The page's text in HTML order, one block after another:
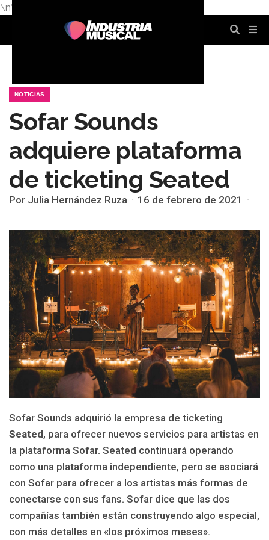
\n\n
NOTICIAS
Sofar Sounds
adquiere plataforma
de ticketing Seated
Por Julia Hernández Ruza 16 de febrero de 2021
Sofar Sounds adquirió la empresa de ticketing
Seated, para ofrecer nuevos servicios para artistas en
la plataforma Sofar. Seated continuará operando
como una plataforma independiente, pero se asociará
con Sofar para ofrecer a los artistas más formas de
conectarse con sus fans. Sofar dice que las dos
compañías también están construyendo algo especial,
con más detalles en «los próximos meses».